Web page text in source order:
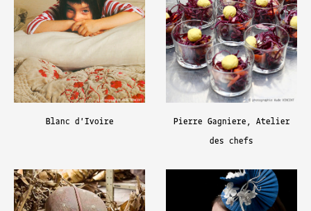
Blanc d'Ivoire
Pierre Gagniere, Atelier
des chefs